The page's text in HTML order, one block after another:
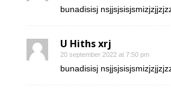
bunadisisj
U Hiths xrj
20 september 2022 at 7:50 pm
bunadisisj